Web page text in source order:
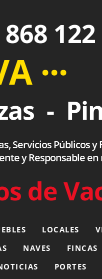
···
-
Servicios Públicos
y Responsable
de
LOCALES
NAVES
FINCAS
PORTES